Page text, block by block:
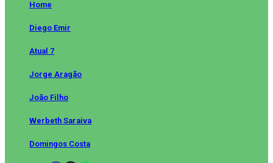
Home
Diego Emir
Atual 7
Jorge Aragão
João Filho
Werbeth Saraiva
Domingos Costa